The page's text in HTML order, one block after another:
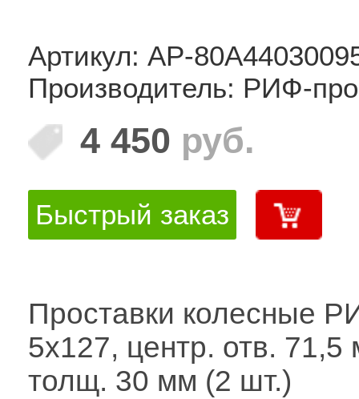
Артикул: AP-
Производитель: РИФ-
4 450 руб.
Быстрый заказ
Проставки колесные
5x127, центр. отв. 71,5
толщ. 30 мм (2 шт.)